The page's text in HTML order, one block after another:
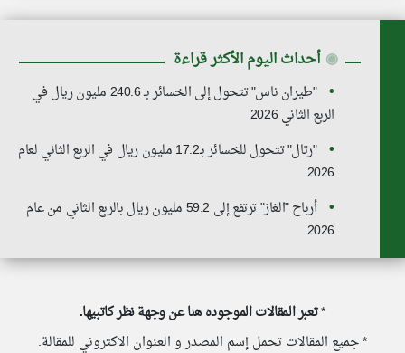
◉ أحداث اليوم الأكثر قراءة
"طيران ناس" تتحول إلى الخسائر بـ 240.6 مليون ريال في
الربع الثاني 2026
"رتال" تتحول للخسائر بـ17.2 مليون ريال في الربع الثاني لعام
2026
أرباح "الغاز" ترتفع إلى 59.2 مليون ريال بالربع الثاني من عام
2026
*تعبر المقالات الموجوده هنا عن وجهة نظر كاتبيها.
* جميع المقالات تحمل إسم المصدر و العنوان الاكتروني للمقالة.